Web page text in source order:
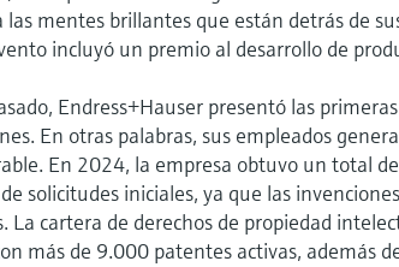
las mentes brillantes que están detrás de
incluyó un premio al desarrollo de
Endress+Hauser presentó las
En otras palabras, sus empleados
En 2024, la empresa obtuvo un total
solicitudes iniciales, ya que las
La cartera de derechos de propiedad
más de 9.000 patentes activas, además